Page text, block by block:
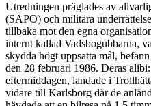
Utredningen präglades av
(SÄPO) och militära
tillbaka mot den egna
internt kallad Vadsbogubbarna,
skydda högt uppsatta mål,
den 28 februari 1986. Deras
eftermiddagen, landade i
vidare till Karlsborg där de